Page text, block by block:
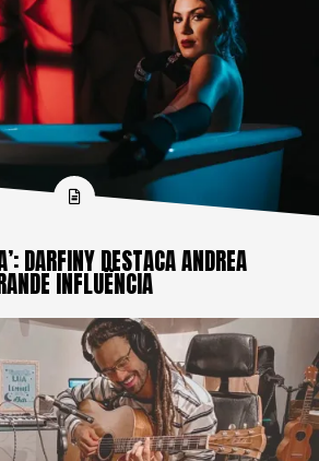
DARFINY DESTACA ANDREA
INFLUÊNCIA